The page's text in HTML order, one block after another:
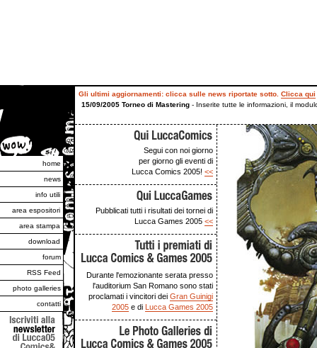
home
news
info utili
area espositori
area stampa
download
forum
RSS Feed
photo galleries
contatti
Gli ultimi aggiornamenti: clicca sulle news riportate sotto. Clicca qui
15/09/2005 Torneo di Mastering- Inserite tutte le informazioni, il
14/09/2005 Lucca05- Già attivo il servizio di prevendita on-line dei
perdere tempo, corri ad assicurarti un ingresso per la città incantata!>>
Segui con noi giorno
per giorno gli eventi di
Lucca Comics 2005! <<
Pubblicati tutti i risultati dei tornei di
Lucca Games 2005 <<
Durante l'emozionante serata presso
l'auditorium San Romano sono stati
proclamati i vincitori dei Gran Guinigi
2005 e di Lucca Games 2005